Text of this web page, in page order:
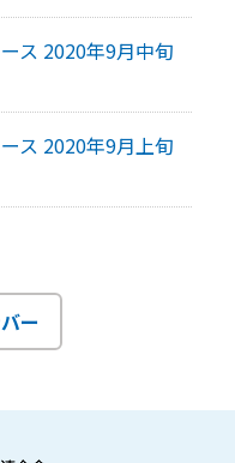
ス 2020年9月中旬
ス 2020年9月上旬
ー